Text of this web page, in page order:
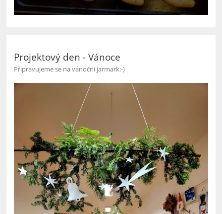
Projektový den - Vánoce
Připravujeme se na vánoční jarmark:-)